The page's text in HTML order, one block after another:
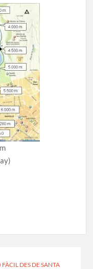
DES DE SANTA